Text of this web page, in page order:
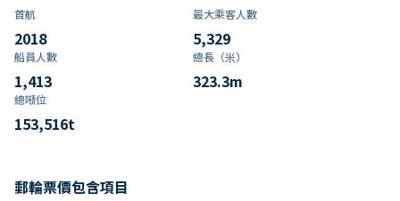
首航
2018
最大乘客人數
5,329
船員人數
1,413
總長（米）
323.3m
總噸位
153,516t
郵輪票價包含項目